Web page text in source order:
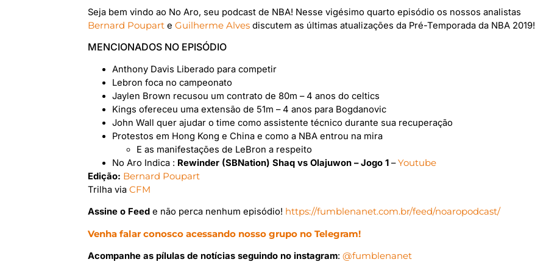
Seja bem vindo ao No Aro, seu podcast de NBA! Nesse vigésimo quarto episódio os nossos analistas
Bernard Poupart eGuilherme Alves discutem as últimas atualizações da Pré-Temporada da NBA 2019!
MENCIONADOS NO EPISÓDIO
Anthony Davis Liberado para competir
Lebron foca no campeonato
Jaylen Brown recusou um contrato de 80m – 4 anos do celtics
Kings ofereceu uma extensão de 51m – 4 anos para Bogdanovic
John Wall quer ajudar o time como assistente técnico durante sua recuperação
Protestos em Hong Kong e China e como a NBA entrou na mira
E as manifestações de LeBron a respeito
No Aro Indica : Rewinder (SBNation) Shaq vs Olajuwon – Jogo 1–Youtube
Edição: Bernard Poupart
Trilha viaCFM
Assine o Feed e não perca nenhum episódio! https://fumblenanet.com.br/feed/noaropodcast/
Venha falar conosco acessando nosso grupo no Telegram!
Acompanhe as pílulas de notícias seguindo no instagram:@fumblenanet